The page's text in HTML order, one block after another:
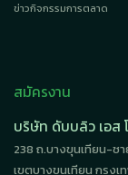
ข่าวกิจกรรมการตลาด
สมัครงาน
บริษัท ดับบลิว เอส
238 ถ.บางขุนเทียน-ช
เขตบางขุนเทียน กรุงเ